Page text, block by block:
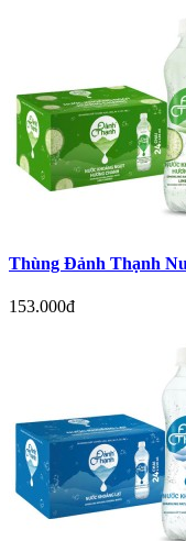
Thùng Đảnh Thạnh
153.000đ